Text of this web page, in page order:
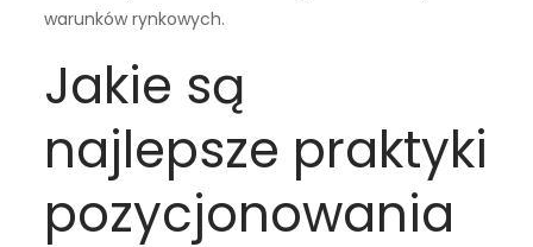
warunków rynkowych.
Jakie są
najlepsze praktyki
pozycjonowania